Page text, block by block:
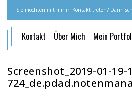
Sie möchten mit mir in Kontakt treten? Dann
Kontakt Über Mich Mein
Screenshot_2019-01-19-